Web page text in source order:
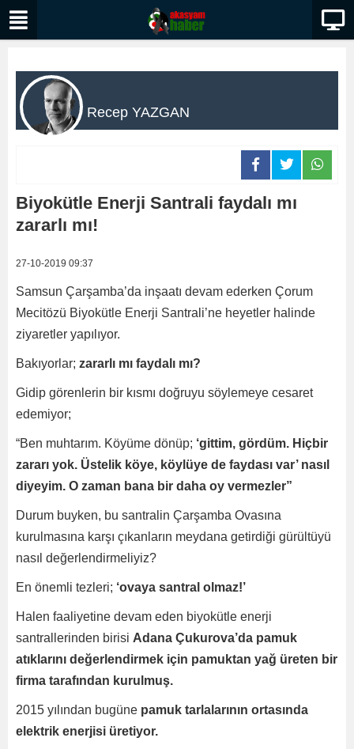
Recep YAZGAN
Biyokütle Enerji Santrali faydalı mı
zararlı mı!
27-10-2019 09:37
Samsun Çarşamba’da inşaatı devam ederken Çorum
Mecitözü Biyokütle Enerji Santrali’ne heyetler halinde
ziyaretler yapılıyor.
Bakıyorlar; zararlı mı faydalı mı?
Gidip görenlerin bir kısmı doğruyu söylemeye cesaret
edemiyor;
“Ben muhtarım. Köyüme dönüp; ‘gittim, gördüm. Hiçbir
zararı yok. Üstelik köye, köylüye de faydası var’ nasıl
diyeyim. O zaman bana bir daha oy vermezler”
Durum buyken, bu santralin Çarşamba Ovasına
kurulmasına karşı çıkanların meydana getirdiği gürültüyü
nasıl değerlendirmeliyiz?
En önemli tezleri; ‘ovaya santral olmaz!’
Halen faaliyetine devam eden biyokütle enerji
santrallerinden birisi Adana Çukurova’da pamuk
atıklarını değerlendirmek için pamuktan yağ üreten bir
firma tarafından kurulmuş.
2015 yılından bugüne pamuk tarlalarının ortasında
elektrik enerjisi üretiyor.